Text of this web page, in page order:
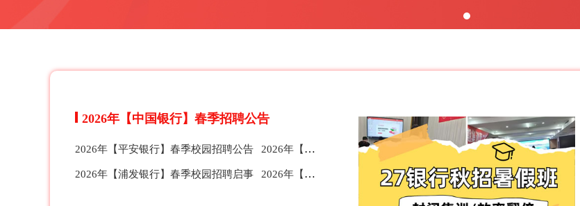
2026年【中国银行】春季招聘公告
2026年【平安银行】春季校园招聘公告 2026年【华夏银行】春季校园招聘公告
2026年【浦发银行】春季校园招聘启事 2026年【中信银行】春季校园招聘公告